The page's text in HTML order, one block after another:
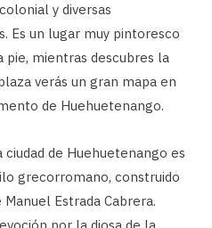
y diversas
Es un lugar muy pintoresco
mientras descubres la
verás un gran mapa en
de Huehuetenango.
de Huehuetenango es
grecorromano, construido
Estrada Cabrera.